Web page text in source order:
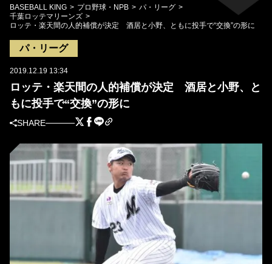
Mute
BASEBALL KING プロ野球・NPB
パ・リーグ
千葉ロッテマリーンズ
ロッテ・楽天間の人的補償が決定 酒居と小野、ともに投手で“交換”の形に
パ・リーグ
2019.12.19 13:34
ロッテ・楽天間の人的補償が決定 酒居と小野、と
もに投手で“交換”の形に
SHARE